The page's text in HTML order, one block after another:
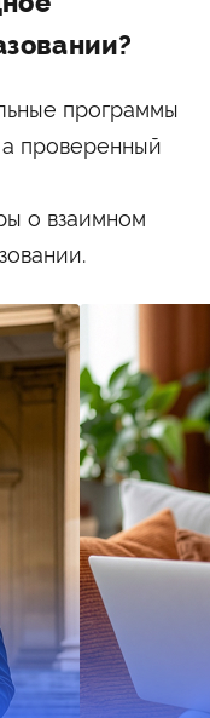
программы
проверенный
о взаимном